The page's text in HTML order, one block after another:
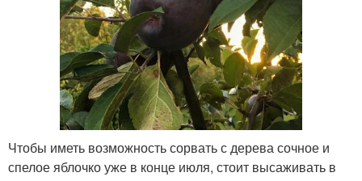
Чтобы иметь возможность сорвать с дерева сочное и
спелое яблочко уже в конце июля, стоит высаживать в